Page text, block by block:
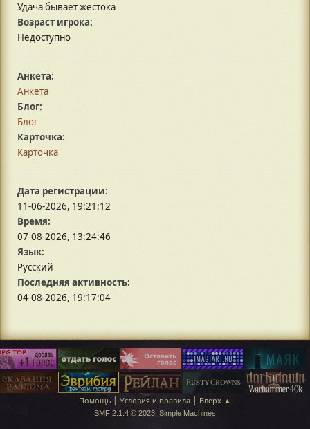
Удача бывает жестока
Возраст игрока:
Недоступно
Анкета:
Анкета
Блог:
Блог
Карточка:
Карточка
Дата регистрации:
11-06-2026, 19:21:12
Время:
07-08-2026, 13:24:46
Язык:
Русский
Последняя активность:
04-08-2026, 19:17:04
Помощь | Условия и правила | Вверх ▲
SMF 2.1.4 © 2023, Simple Machines